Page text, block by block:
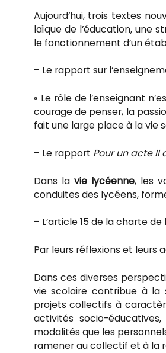
Aujourd’hui, trois textes
laïque de l’éducation, une
le fonctionnement d’un
– Le rapport sur
« Le rôle de l’enseignant
courage de penser, la
fait une large place à la vie
– Le rapport Pour un acte II
Dans la vie lycéenne, les
conduites des lycéens,
– L’article 15 de la charte
Par leurs réflexions et leurs
Dans ces diverses
vie scolaire contribue à la
projets collectifs à
activités socio-
modalités que les
ramener au collectif et à la